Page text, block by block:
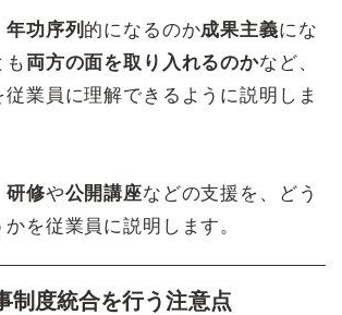
年功序列 的になるのか成果主義にな
も 両方の面を取り入れるのかなど、
業員に理解できるように説明しま
研修や公開講座などの支援を、どう
を従業員に説明します。
制度統合を行う注意点